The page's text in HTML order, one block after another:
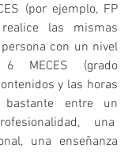
(por ejemplo, FP
las mismas
con un nivel
MECES (grado
y las horas
bastante entre un
una
una enseñanza